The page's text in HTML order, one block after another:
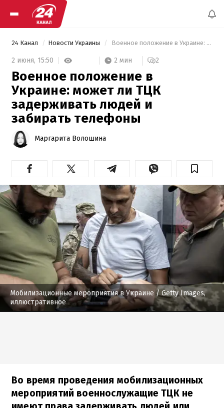
24 Канал Новости Украины Военное положение в Украине: может ли ТЦК задерживать людей и забирать телефоны
2 июня, 15:50 2 мин 2
Военное положение в
Украине: может ли ТЦК
задерживать людей и
забирать телефоны
Маргарита Волошина
Мобилизационные мероприятия в Украине / Getty Images,
иллюстративное
Во время проведения мобилизационных
мероприятий военнослужащие ТЦК не